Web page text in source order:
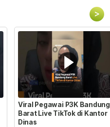
>
Viral Pegawai P3K Bandung
Barat Live TikTok di Kantor
Dinas